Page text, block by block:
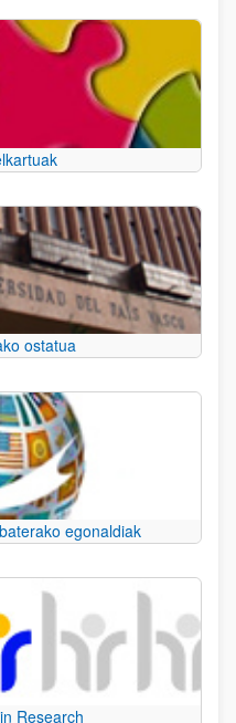
ostatua
egonaldiak
Research